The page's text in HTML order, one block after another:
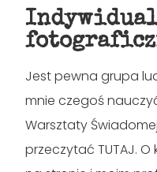
Jest pewna grupa
mnie czegoś
Warsztaty
przeczytać TUTAJ.